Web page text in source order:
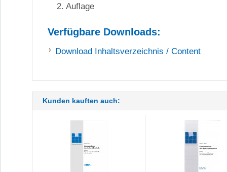
2. Auflage
Verfügbare Downloads:
Download Inhaltsverzeichnis / Content
Kunden kauften auch: